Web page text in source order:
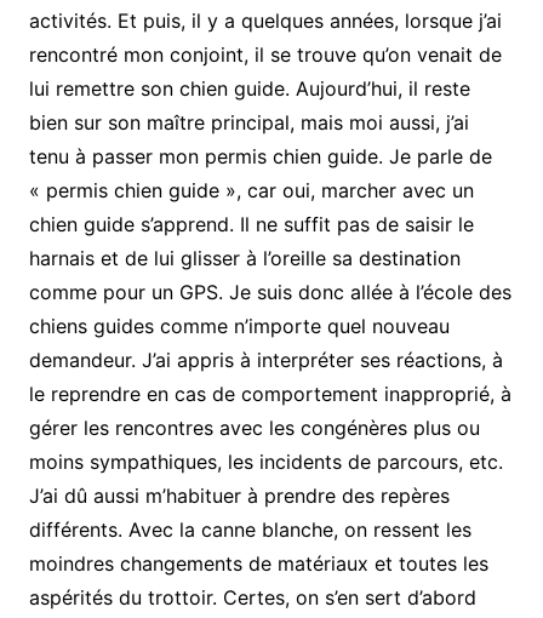
activités. Et puis, il y a quelques années, lorsque j’ai
rencontré mon conjoint, il se trouve qu’on venait de
lui remettre son chien guide. Aujourd’hui, il reste
bien sur son maître principal, mais moi aussi, j’ai
tenu à passer mon permis chien guide. Je parle de
« permis chien guide », car oui, marcher avec un
chien guide s’apprend. Il ne suffit pas de saisir le
harnais et de lui glisser à l’oreille sa destination
comme pour un GPS. Je suis donc allée à l’école des
chiens guides comme n’importe quel nouveau
demandeur. J’ai appris à interpréter ses réactions, à
le reprendre en cas de comportement inapproprié, à
gérer les rencontres avec les congénères plus ou
moins sympathiques, les incidents de parcours, etc.
J’ai dû aussi m’habituer à prendre des repères
différents. Avec la canne blanche, on ressent les
moindres changements de matériaux et toutes les
aspérités du trottoir. Certes, on s’en sert d’abord